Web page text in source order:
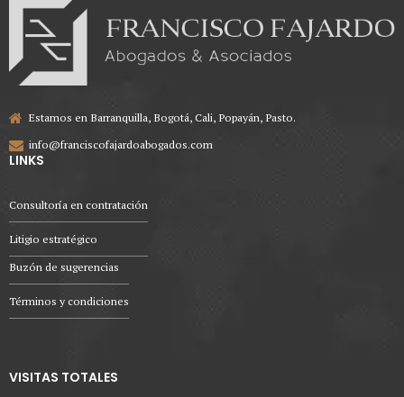
Estamos en Barranquilla, Bogotá, Cali, Popayán, Pasto.
info@franciscofajardoabogados.com
LINKS
Consultoría en contratación
Litigio estratégico
Buzón de sugerencias
Términos y condiciones
VISITAS TOTALES